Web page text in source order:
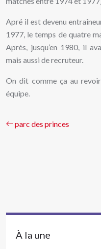
Apré il est devenu
1977, le temps de quatre
Après, jusqu’en 1980, il
mais aussi de recruteur.
On dit comme ça au
équipe.
parc des princes
À la une